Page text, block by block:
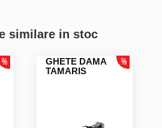
similare in stoc
GHETE DAMA
TAMARIS